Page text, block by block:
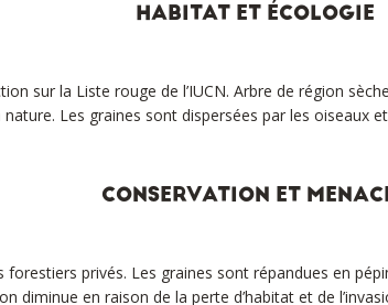
HABITAT ET ÉCOLOGIE
sur la Liste rouge de l’IUCN. Arbre de région
nature. Les graines sont dispersées par les oiseaux
CONSERVATION ET
privés. Les graines sont répandues en
diminue en raison de la perte d’habitat et de